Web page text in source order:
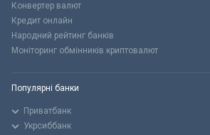
Конвертер валют
Кредит онлайн
Народний рейтинг банків
Моніторинг обмінників криптовалют
Популярні банки
Приватбанк
Укрсиббанк